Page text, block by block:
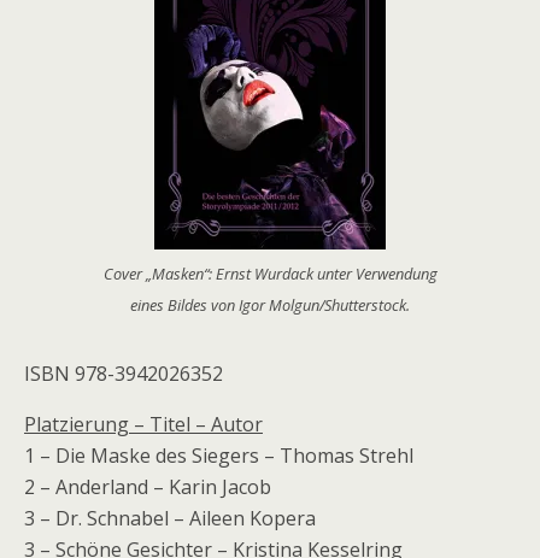
Cover „Masken“: Ernst Wurdack unter Verwendung
eines Bildes von Igor Molgun/Shutterstock.
ISBN 978-3942026352
Platzierung – Titel – Autor
1 – Die Maske des Siegers – Thomas Strehl
2 – Anderland – Karin Jacob
3 – Dr. Schnabel – Aileen Kopera
3 – Schöne Gesichter – Kristina Kesselring